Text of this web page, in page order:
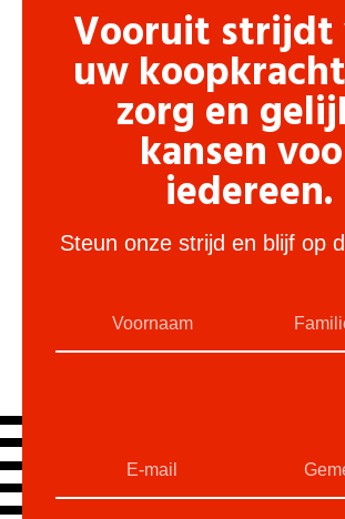
Vooruit strijdt
uw
zorg en
kansen
iedereen.
Steun onze strijd en blijf op